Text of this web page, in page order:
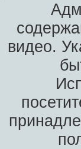
видео.